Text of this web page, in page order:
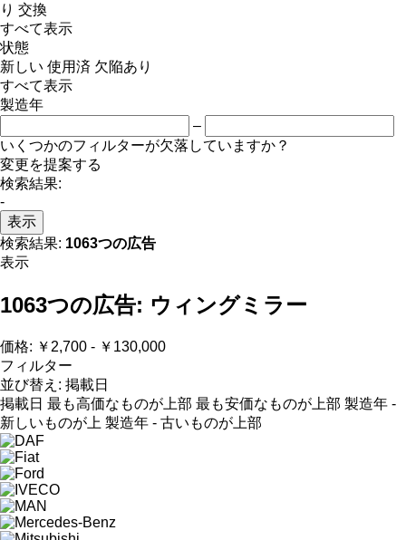
り 交換
すべて表示
状態
新しい 使用済 欠陥あり
すべて表示
製造年
–
いくつかのフィルターが欠落していますか？
変更を提案する
検索結果:
-
表示
検索結果: 1063つの広告
表示
1063つの広告: ウィングミラー
価格: ￥2,700 - ￥130,000
フィルター
並び替え : 掲載日
掲載日 最も高価なものが上部 最も安価なものが上部 製造年 -
新しいものが上 製造年 - 古いものが上部